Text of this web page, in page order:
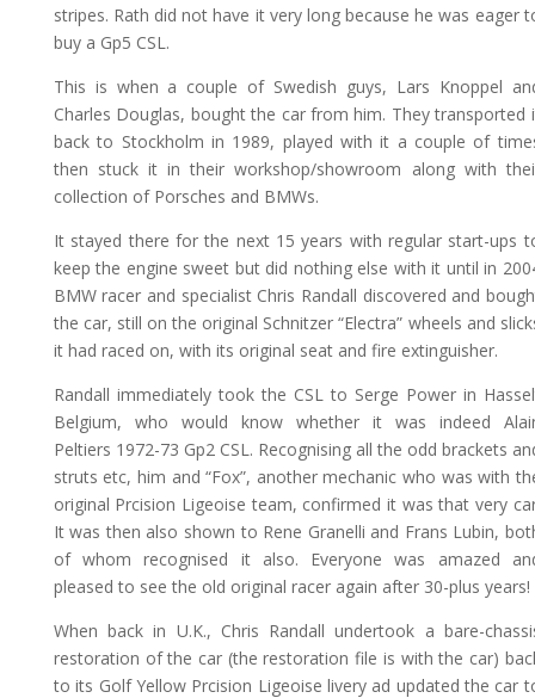
stripes. Rath did not have it very long because he was eager
buy a Gp5 CSL.
This is when a couple of Swedish guys, Lars Knoppel
Charles Douglas, bought the car from him. They transported
back to Stockholm in 1989, played with it a couple of
then stuck it in their workshop/showroom along with
collection of Porsches and BMWs.
It stayed there for the next 15 years with regular start-ups
keep the engine sweet but did nothing else with it until in
BMW racer and specialist Chris Randall discovered and
the car, still on the original Schnitzer “Electra” wheels and
it had raced on, with its original seat and fire extinguisher.
Randall immediately took the CSL to Serge Power in
Belgium, who would know whether it was indeed
Peltiers 1972-73 Gp2 CSL. Recognising all the odd brackets
struts etc, him and “Fox”, another mechanic who was with
original Prcision Ligeoise team, confirmed it was that very
It was then also shown to Rene Granelli and Frans Lubin,
of whom recognised it also. Everyone was amazed
pleased to see the old original racer again after 30-plus years!
When back in U.K., Chris Randall undertook a bare-
restoration of the car (the restoration file is with the car)
to its Golf Yellow Prcision Ligeoise livery ad updated the car